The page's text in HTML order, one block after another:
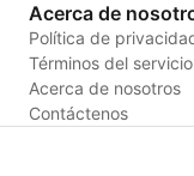
Acerca de
Política de
Términos del servicio
Acerca de nosotros
Contáctenos